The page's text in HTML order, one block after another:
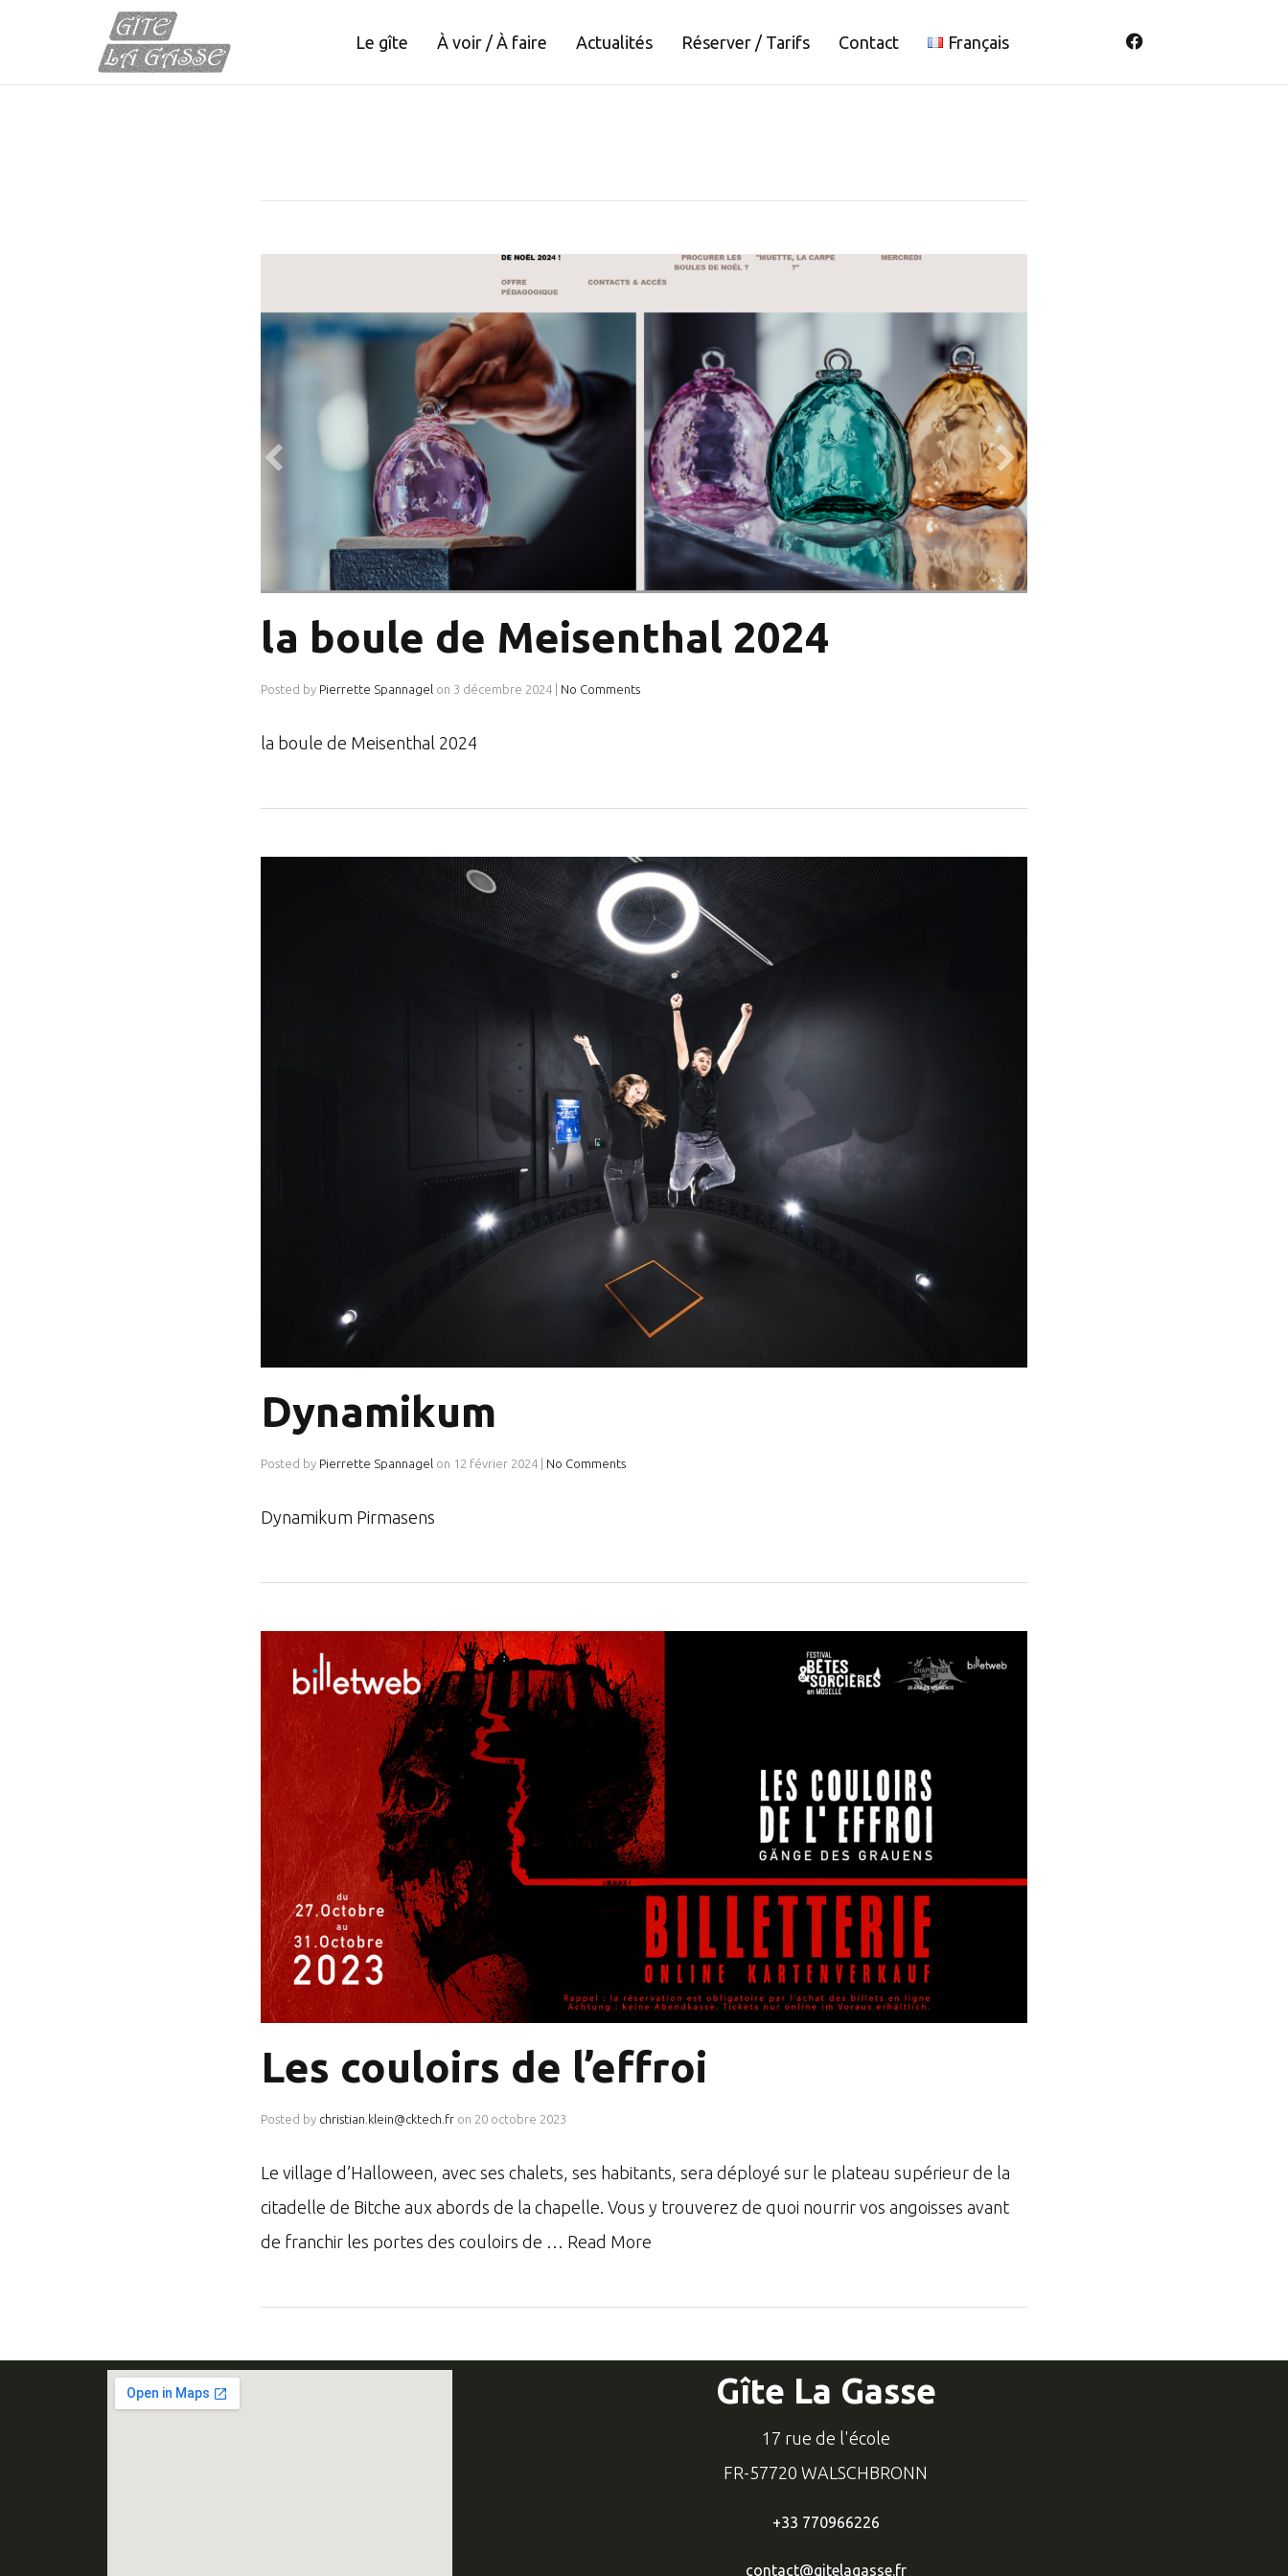
Le gîte À voir / À faire Actualités Réserver / Tarifs Contact Français
la boule de Meisenthal 2024
Posted by Pierrette Spannagel on 3 décembre 2024 No Comments
la boule de Meisenthal 2024
Dynamikum
Posted by Pierrette Spannagel on 12 février 2024 No Comments
Dynamikum Pirmasens
Les couloirs de l’effroi
Posted by christian.klein@cktech.fr on 20 octobre 2023
Le village d’Halloween, avec ses chalets, ses habitants, sera déployé sur le plateau supérieur de la
citadelle de Bitche aux abords de la chapelle. Vous y trouverez de quoi nourrir vos angoisses avant
de franchir les portes des couloirs de … Read More
Gîte La Gasse
17 rue de l'école
FR-57720 WALSCHBRONN
+33 770966226
contact@gitelagasse.fr